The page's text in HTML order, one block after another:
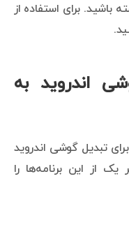
باشید. برای استفاده از
اندروید به
تبدیل گوشی اندروید
از این برنامه‌ها را